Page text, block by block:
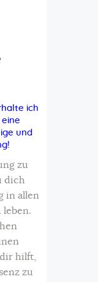
ich
und
zu
dich
in allen
leben.
hilft,
zu